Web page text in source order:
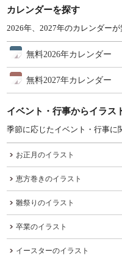
カレンダーを探す
2026年、2027年のカレンダーが
無料2026年カレンダー
無料2027年カレンダー
イベント・行事からイラス
季節に応じたイベント・行事に
お正月のイラスト
恵方巻きのイラスト
雛祭りのイラスト
卒業のイラスト
イースターのイラスト